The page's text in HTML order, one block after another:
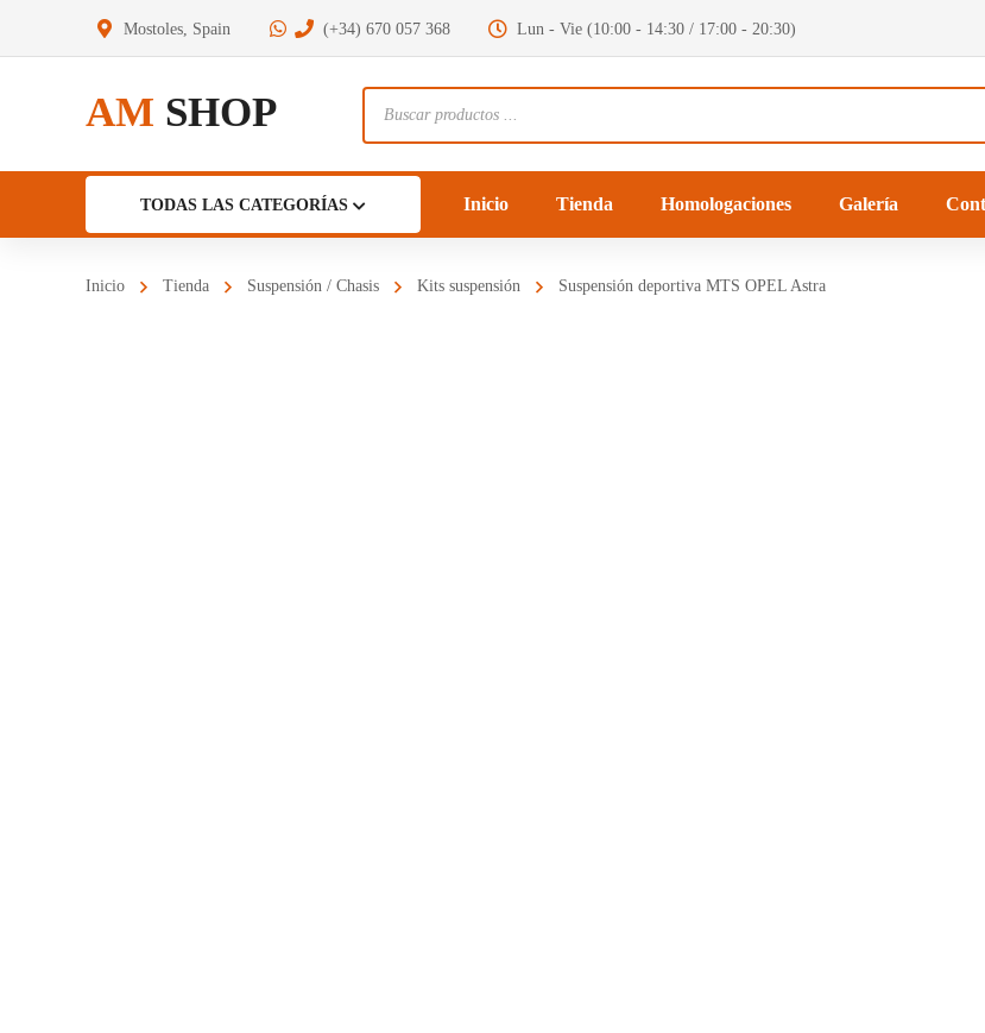
Mostoles, Spain (+34) 670 057 368 Lun - Vie (10:00 - 14:30 / 17:00 - 20:30)
AM SHOP
de
productos
TODAS LAS CATEGORÍAS Inicio Tienda Homologaciones Galería
Inicio Tienda Suspensión / Chasis Kits suspensión Suspensión deportiva MTS OPEL Astra